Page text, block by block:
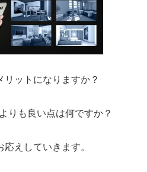
ットになりますか？
りも良い点は何ですか？
えしていきます。